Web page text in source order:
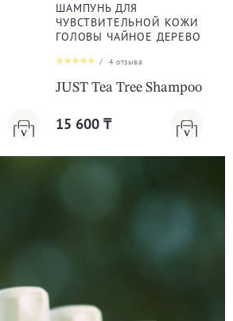
ШАМПУНЬ ДЛЯ
ЧУВСТВИТЕЛЬНОЙ КОЖИ
ГОЛОВЫ ЧАЙНОЕ ДЕРЕВО
/ 4отзыва
JUST Tea Tree Shampoo
15 600 ₸